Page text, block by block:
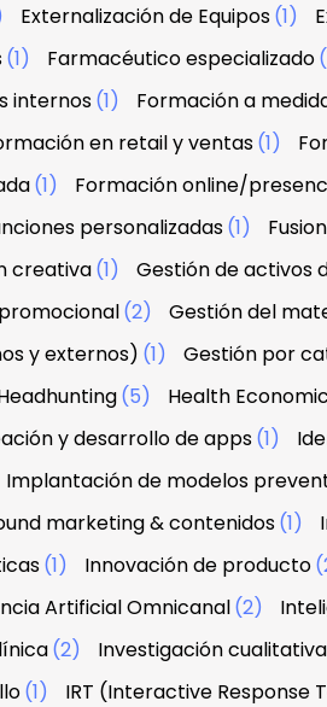
Externalización de Equipos(1)
(1) Farmacéutico especializado
internos(1) Formación a
en retail y ventas(1)
(1) Formación online/
personalizadas(1)
creativa(1) Gestión de activos
(2) Gestión del
y externos) (1) Gestión por
(5) Health
y desarrollo de apps(1)
Implantación de modelos
marketing & contenidos(1)
(1) Innovación de producto
Artificial Omnicanal(2)
(2) Investigación cualitativa
(1) IRT (Interactive Response